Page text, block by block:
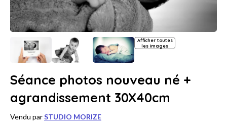
Afficher toutes
les images
Séance photos nouveau né +
agrandissement 30X40cm
Vendu parSTUDIO MORIZE